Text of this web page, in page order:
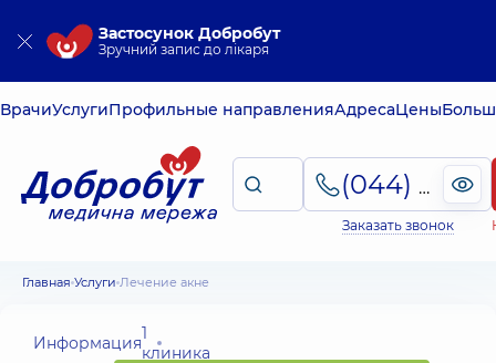
Застосунок Добробут
Зручний запис до лікаря
ВрачиУслугиПрофильные направленияАдресаЦены
(044) 495-2-888
Заказать звонок
Главная Услуги Лечение акне
Информация1
клиника